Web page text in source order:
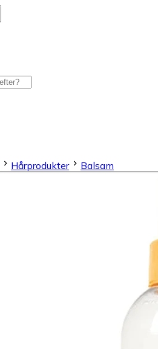
Hårprodukter Balsam